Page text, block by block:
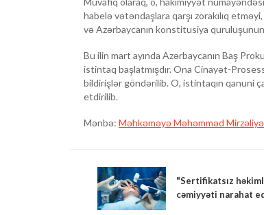
habelə vətəndaşlara qarşı zorakılıq
və Azərbaycanın konstitusiya
Bu ilin mart ayında Azərbaycanın Baş
istintaq başlatmışdır. Ona Cinayət-
bildirişlər göndərilib. O, istintaqın qanuni
etdirilib.
Mənbə: Məhkəməyə Məhəmməd
"Sertifikatsız
cəmiyyəti narahat